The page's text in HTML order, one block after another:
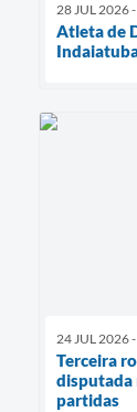
28 JUL 2026
Atleta de
24 JUL 2026
Terceira
disputada
partidas